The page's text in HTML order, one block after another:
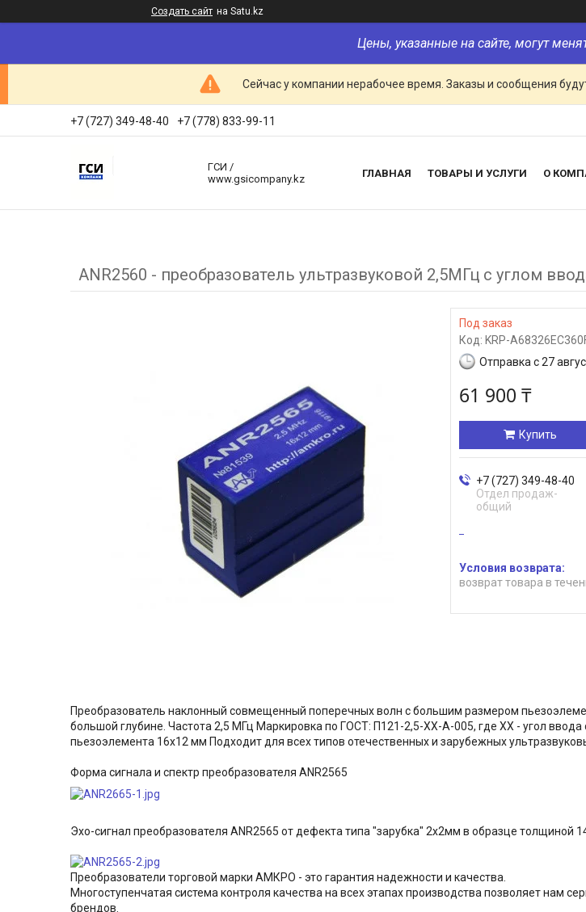
Создать сайт на Satu.kz
Цены, указанные на сайте, могут
Сейчас у компании нерабочее время. Заказы и сообщения
+7 (727) 349-48-40 +7 (778) 833-99-11
ГСИ /
www.gsicompany.kz
ГЛАВНАЯ ТОВАРЫ И УСЛУГИ О
ANR2560 - преобразователь ультразвуковой 2,5МГц с углом
Под заказ
Код: KRP-
Отправка с 27
61 900 ₸
Купить
+7 (727) 349-48-40
Отдел продаж-
общий
возврат товара в
Преобразователь наклонный совмещенный поперечных волн с большим размером
большой глубине. Частота 2,5 МГц Маркировка по ГОСТ: П121-2,5-ХХ-А-005, где XX - угол
пьезоэлемента 16х12 мм Подходит для всех типов отечественных и зарубежных
Форма сигнала и спектр преобразователя ANR2565
Эхо-сигнал преобразователя ANR2565 от дефекта типа "зарубка" 2х2мм в образце
Преобразователи торговой марки АМКРО - это гарантия надежности и качества.
Многоступенчатая система контроля качества на всех этапах производства позволяет нам
брендов.